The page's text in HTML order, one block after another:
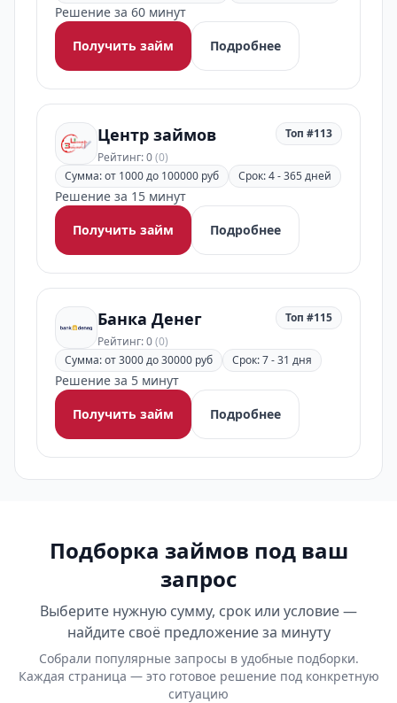
Решение за 60 минут
Получить займ
Подробнее
Центр займов
Рейтинг: 0(0)
Топ #113
Сумма: от 1000 до 100000 руб Срок: 4 - 365 дней
Решение за 15 минут
Получить займ
Подробнее
Банка Денег
Рейтинг: 0(0)
Топ #115
Сумма: от 3000 до 30000 руб Срок: 7 - 31 дня
Решение за 5 минут
Получить займ
Подробнее
Подборка займов под ваш
запрос
Выберите нужную сумму, срок или условие —
найдите своё предложение за минуту
Собрали популярные запросы в удобные подборки.
Каждая страница — это готовое решение под конкретную
ситуацию